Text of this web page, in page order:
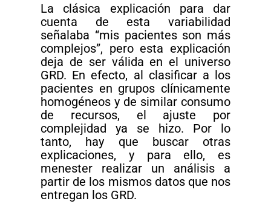
La clásica explicación para dar
cuenta de esta variabilidad
señalaba “mis pacientes son más
complejos”, pero esta explicación
deja de ser válida en el universo
GRD. En efecto, al clasificar a los
pacientes en grupos clínicamente
homogéneos y de similar consumo
de recursos, el ajuste por
complejidad ya se hizo. Por lo
tanto, hay que buscar otras
explicaciones, y para ello, es
menester realizar un análisis a
partir de los mismos datos que nos
entregan los GRD.